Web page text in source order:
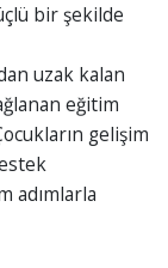
bir şekilde
uzak kalan
eğitim
gelişim
adımlarla